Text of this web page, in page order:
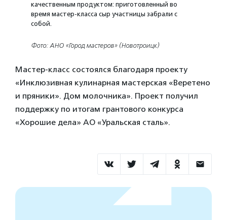
качественным продуктом: приготовленный во
время мастер-класса сыр участницы забрали с
собой.
Фото: АНО «Город мастеров» (Новотроицк)
Мастер-класс состоялся благодаря проекту
«Инклюзивная кулинарная мастерская «Веретено
и пряники». Дом молочника». Проект получил
поддержку по итогам грантового конкурса
«Хорошие дела» АО «Уральская сталь».